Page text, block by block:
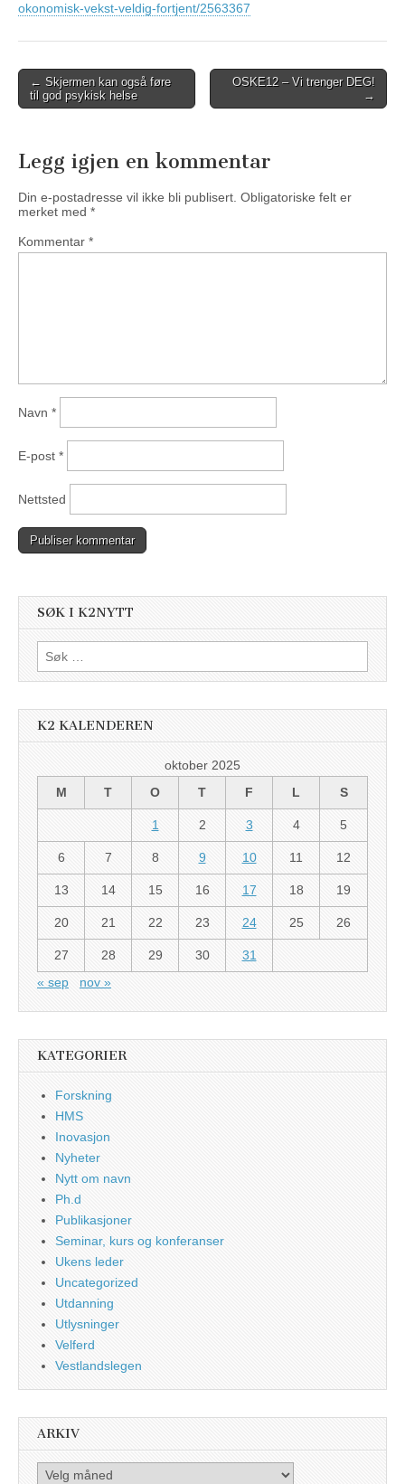
okonomisk-vekst-veldig-fortjent/2563367
Post
navigation
← Skjermen kan også føre
til god psykisk helse
OSKE12 – Vi trenger DEG!
→
Legg igjen en kommentar
Din e-postadresse vil ikke bli publisert. Obligatoriske felt er
merket med *
Kommentar *
Navn *
E-post *
Nettsted
SØK I K2NYTT
Søk
etter:
K2 KALENDEREN
oktober 2025
M
T O T F L S
1 2 3 4 5
6 7 8 9 10 11 12
13 14 15 16 17 18 19
20 21 22 23 24 25 26
27 28 29 30
31
« sep
nov »
KATEGORIER
Forskning
HMS
Inovasjon
Nyheter
Nytt om navn
Ph.d
Publikasjoner
Seminar, kurs og konferanser
Ukens leder
Uncategorized
Utdanning
Utlysninger
Velferd
Vestlandslegen
ARKIV
Arkiv